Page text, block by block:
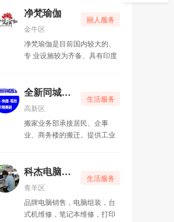
的安心包（里面都是免费的一
次性消耗品）、国际一线品牌
化妆品等等，雅云团队都做了
精心的调研挑选与配备。
丽人服务
净梵瑜伽
金牛区
净梵瑜伽是目前国内较大的、
专 业设施较为齐备、具有印度
生活服务
全新同城搬家
高新区
搬家业务部承接居民、企事
业、商务楼的搬迁。提供工业
具、以及管道疏通等配套服
务。 空调业务部承接新风
系统设计、通风管道制作、分
体空调安装、维修、冷库设计
安装电动机、发电机维修、绕
生活服务
科杰电脑维修
青羊区
品牌电脑销售，电脑组装，台
式机维修，笔记本维修，打印